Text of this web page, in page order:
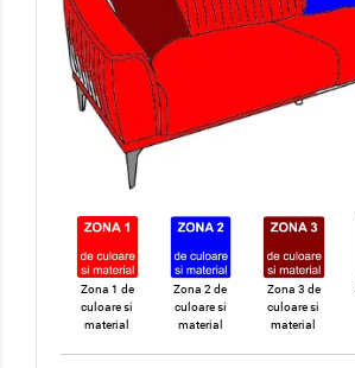
Zona 1 de
culoare si
material
Zona 2 de
culoare si
material
Zona 3 de
culoare si
material